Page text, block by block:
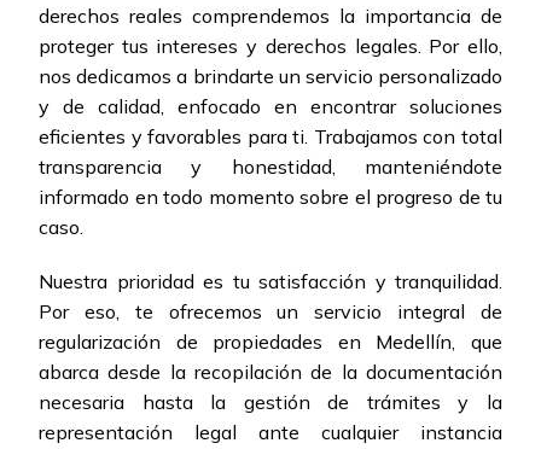
derechos reales comprendemos la importancia de
proteger tus intereses y derechos legales. Por ello,
nos dedicamos a brindarte un servicio personalizado
y de calidad, enfocado en encontrar soluciones
eficientes y favorables para ti. Trabajamos con total
transparencia y honestidad, manteniéndote
informado en todo momento sobre el progreso de tu
caso.
Nuestra prioridad es tu satisfacción y tranquilidad.
Por eso, te ofrecemos un servicio integral de
regularización de propiedades en Medellín, que
abarca desde la recopilación de la documentación
necesaria hasta la gestión de trámites y la
representación legal ante cualquier instancia